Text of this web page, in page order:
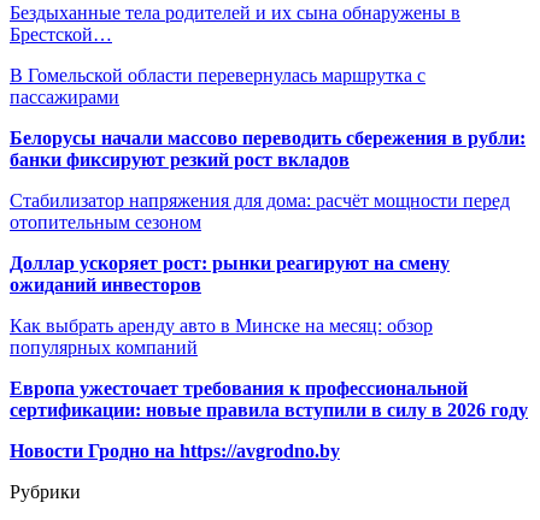
Бездыханные тела родителей и их сына обнаружены в
Брестской…
В Гомельской области перевернулась маршрутка с
пассажирами
Белорусы начали массово переводить сбережения в рубли:
банки фиксируют резкий рост вкладов
Стабилизатор напряжения для дома: расчёт мощности перед
отопительным сезоном
Доллар ускоряет рост: рынки реагируют на смену
ожиданий инвесторов
Как выбрать аренду авто в Минске на месяц: обзор
популярных компаний
Европа ужесточает требования к профессиональной
сертификации: новые правила вступили в силу в 2026 году
Новости Гродно на https://avgrodno.by
Рубрики